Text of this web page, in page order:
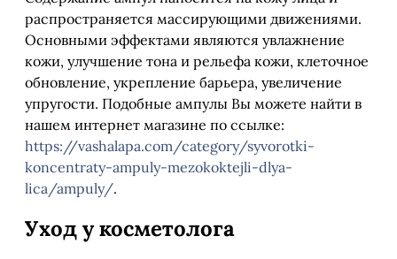
распространяется массирующими движениями.
Основными эффектами являются увлажнение
кожи, улучшение тона и рельефа кожи, клеточное
обновление, укрепление барьера, увеличение
упругости. Подобные ампулы Вы можете найти в
нашем интернет магазине по ссылке:
https://vashalapa.com/category/syvorotki-
koncentraty-ampuly-mezokoktejli-dlya-
lica/ampuly/.
Уход у косметолога